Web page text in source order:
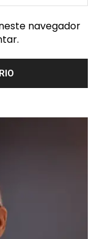
navegador